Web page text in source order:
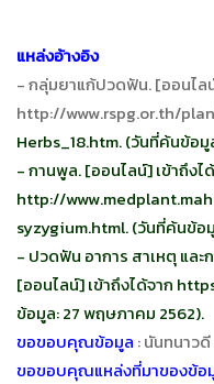
แหล่งอ้างอิง
- กลุ่มยาแก้ปวดฟัน. [ออนไล
http://www.rspg.or.th/
Herbs_18.htm. (วันที่ค้นข้อ
-กานพูล. [ออนไลน์] เข้าถึงไ
http://
syzygium.html. (วันที่ค้นข้อ
- ปวดฟัน อาการ สาเหตุ แล
[ออนไลน์] เข้าถึงได้จาก
ข้อมูล: 27 พฤษภาคม 2562).
ขอขอบคุณข้อมูล : นันทนา
ขอขอบคุณแหล่งที่มาของข้อ